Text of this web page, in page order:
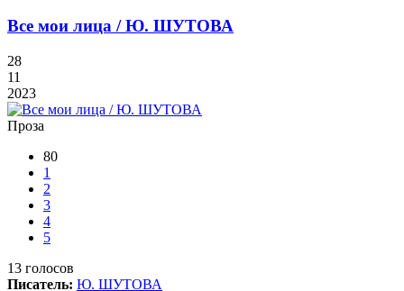
Все мои лица / Ю. ШУТОВА
28
11
2023
Проза
80
1
2
3
4
5
13 голосов
Писатель: Ю. ШУТОВА